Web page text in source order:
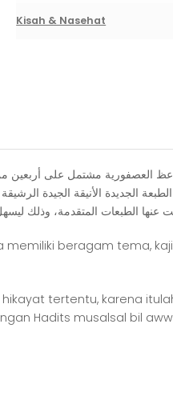
Kisah & Nasehat
ﺍﻟﻌﺼﻔﻮﺭﻳﺔ ﻣﺸﺘﻤﻞ ﻋﻠﻰ ﺃﺭﺑﻌﻴﻦ
ﺍﻟﺠﺪﻳﺪﺓ ﺍﻷﻧﻴﻘﺔ ﺍﻟﺠﻴﺪﺓ
beragam tema,
tertentu, karena
Hadits musalsal bil